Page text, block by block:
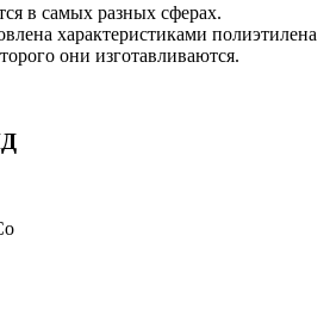
в самых разных сферах.
характеристиками полиэтилена
они изготавливаются.